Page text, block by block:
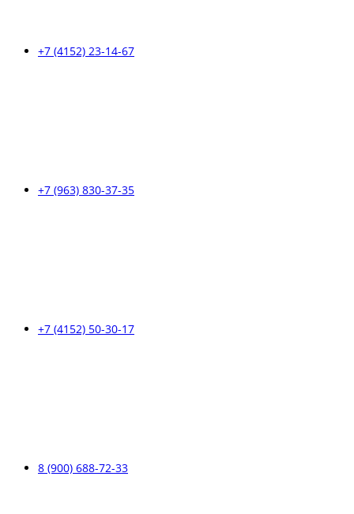
+7 (4152) 23-14-67
+7 (963) 830-37-35
+7 (4152) 50-30-17
8 (900) 688-72-33